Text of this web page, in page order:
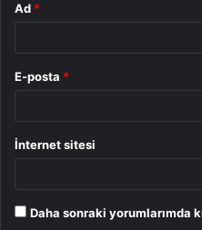
Ad *
E-posta *
İnternet sitesi
Daha sonraki yorumlarımda